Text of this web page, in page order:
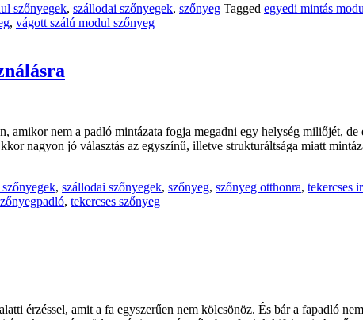
szőnyegek, szállodai szőnyegek, szőnyeg Tagged egyedi mintás
, vágott szálú modul szőnyeg
nem a padló mintázata fogja megadni egy helység miliőjét, de
nagyon jó választás az egyszínű, illetve strukturáltsága miatt
, szállodai szőnyegek, szőnyeg, szőnyeg otthonra, tekercses
, tekercses szőnyeg
érzéssel, amit a fa egyszerűen nem kölcsönöz. És bár a fapadló